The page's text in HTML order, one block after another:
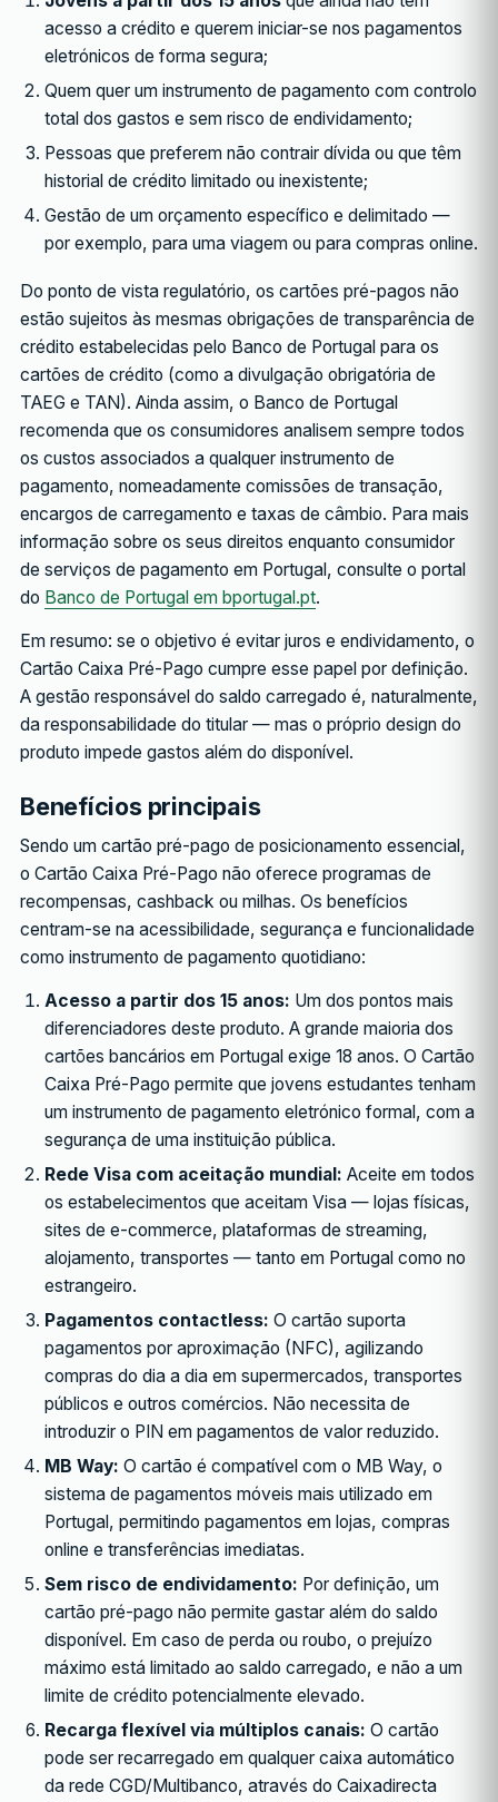
acesso a crédito e querem iniciar-se nos pagamentos
eletrónicos de forma segura;
Quem quer um instrumento de pagamento com controlo
total dos gastos e sem risco de endividamento;
Pessoas que preferem não contrair dívida ou que têm
historial de crédito limitado ou inexistente;
Gestão de um orçamento específico e delimitado —
por exemplo, para uma viagem ou para compras online.
Do ponto de vista regulatório, os cartões pré-pagos não
estão sujeitos às mesmas obrigações de transparência de
crédito estabelecidas pelo Banco de Portugal para os
cartões de crédito (como a divulgação obrigatória de
TAEG e TAN). Ainda assim, o Banco de Portugal
recomenda que os consumidores analisem sempre todos
os custos associados a qualquer instrumento de
pagamento, nomeadamente comissões de transação,
encargos de carregamento e taxas de câmbio. Para mais
informação sobre os seus direitos enquanto consumidor
de serviços de pagamento em Portugal, consulte o portal
do Banco de Portugal em bportugal.pt.
Em resumo: se o objetivo é evitar juros e endividamento, o
Cartão Caixa Pré-Pago cumpre esse papel por definição.
A gestão responsável do saldo carregado é, naturalmente,
da responsabilidade do titular — mas o próprio design do
produto impede gastos além do disponível.
Benefícios principais
Sendo um cartão pré-pago de posicionamento essencial,
o Cartão Caixa Pré-Pago não oferece programas de
recompensas, cashback ou milhas. Os benefícios
centram-se na acessibilidade, segurança e funcionalidade
como instrumento de pagamento quotidiano:
Acesso a partir dos 15 anos: Um dos pontos mais
diferenciadores deste produto. A grande maioria dos
cartões bancários em Portugal exige 18 anos. O Cartão
Caixa Pré-Pago permite que jovens estudantes tenham
um instrumento de pagamento eletrónico formal, com a
segurança de uma instituição pública.
Rede Visa com aceitação mundial: Aceite em todos
os estabelecimentos que aceitam Visa — lojas físicas,
sites de e-commerce, plataformas de streaming,
alojamento, transportes — tanto em Portugal como no
estrangeiro.
Pagamentos contactless: O cartão suporta
pagamentos por aproximação (NFC), agilizando
compras do dia a dia em supermercados, transportes
públicos e outros comércios. Não necessita de
introduzir o PIN em pagamentos de valor reduzido.
MB Way: O cartão é compatível com o MB Way, o
sistema de pagamentos móveis mais utilizado em
Portugal, permitindo pagamentos em lojas, compras
online e transferências imediatas.
Sem risco de endividamento: Por definição, um
cartão pré-pago não permite gastar além do saldo
disponível. Em caso de perda ou roubo, o prejuízo
máximo está limitado ao saldo carregado, e não a um
limite de crédito potencialmente elevado.
Recarga flexível via múltiplos canais: O cartão
pode ser recarregado em qualquer caixa automático
da rede CGD/Multibanco, através do Caixadirecta